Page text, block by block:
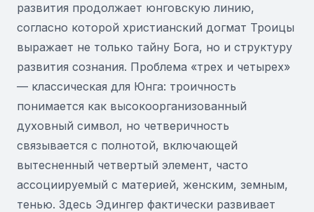
развития продолжает юнговскую линию,
согласно которой христианский догмат Троицы
выражает не только тайну Бога, но и структуру
развития сознания. Проблема «трех и четырех»
— классическая для Юнга: троичность
понимается как высокоорганизованный
духовный символ, но четверичность
связывается с полнотой, включающей
вытесненный четвертый элемент, часто
ассоциируемый с материей, женским, земным,
тенью. Здесь Эдингер фактически развивает